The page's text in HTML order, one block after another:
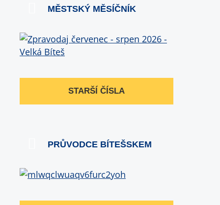
MĚSTSKÝ MĚSÍČNÍK
STARŠÍ ČÍSLA
PRŮVODCE BÍTEŠSKEM